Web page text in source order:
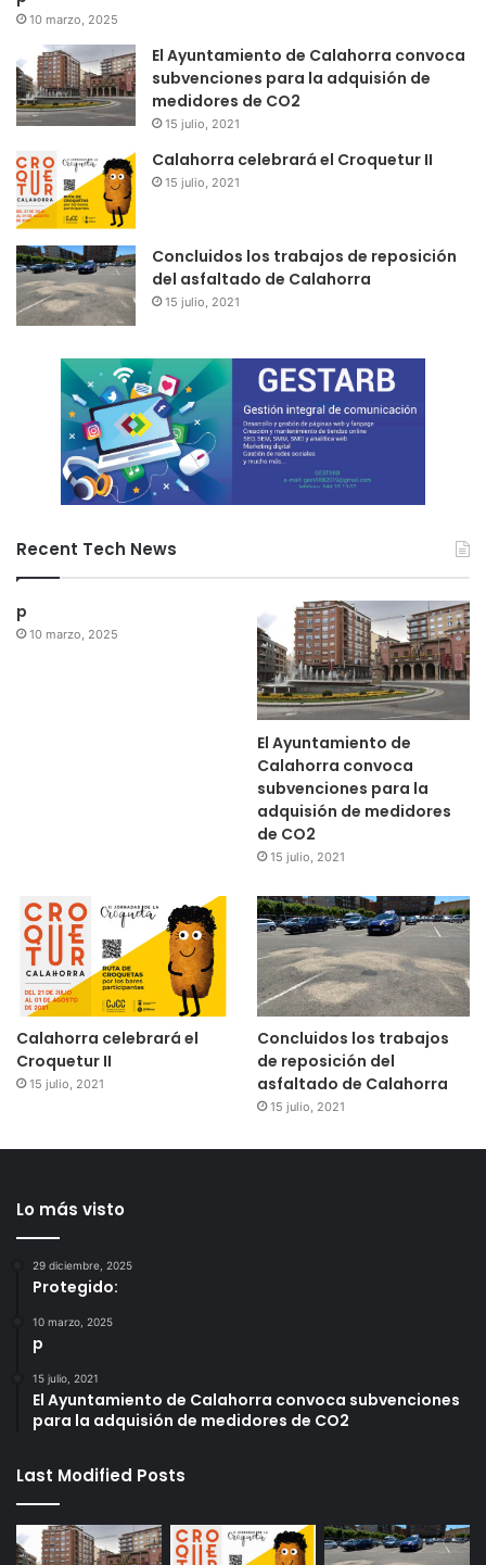
10 marzo, 2025
El Ayuntamiento de Calahorra convoca
subvenciones para la adquisión de
medidores de CO2
15 julio, 2021
Calahorra celebrará el Croquetur II
15 julio, 2021
Concluidos los trabajos de reposición
del asfaltado de Calahorra
15 julio, 2021
Recent Tech News
p
10 marzo, 2025
El Ayuntamiento de
Calahorra convoca
subvenciones para la
adquisión de medidores
de CO2
15 julio, 2021
Calahorra celebrará el
Croquetur II
15 julio, 2021
Concluidos los trabajos
de reposición del
asfaltado de Calahorra
15 julio, 2021
Lo más visto
29 diciembre, 2025
Protegido:
10 marzo, 2025
p
15 julio, 2021
El Ayuntamiento de Calahorra convoca subvenciones
para la adquisión de medidores de CO2
Last Modified Posts